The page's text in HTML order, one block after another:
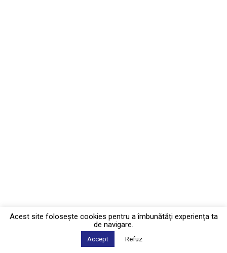
Acest site foloseşte cookies pentru a îmbunătăți experiența ta
de navigare.
Accept Refuz